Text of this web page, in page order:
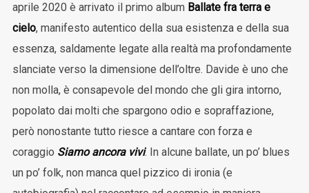
aprile 2020 è arrivato il primo album Ballate fra terra e
cielo, manifesto autentico della sua esistenza e della sua
essenza, saldamente legate alla realtà ma profondamente
slanciate verso la dimensione dell’oltre. Davide è uno che
non molla, è consapevole del mondo che gli gira intorno,
popolato dai molti che spargono odio e sopraffazione,
però nonostante tutto riesce a cantare con forza e
coraggio Siamo ancora vivi. In alcune ballate, un po’ blues
un po’ folk, non manca quel pizzico di ironia (e